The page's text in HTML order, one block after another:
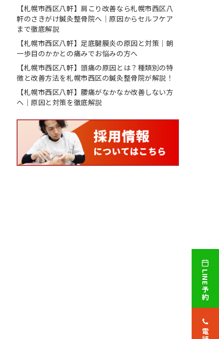
【札幌市西区八軒】肩こり改善なら札幌市西区八
軒のさきがけ鍼灸整骨院へ｜原因からセルフケア
まで徹底解説
【札幌市西区八軒】足底腱膜炎の原因と対策｜朝
一歩目のかかとの痛みでお悩みの方へ
【札幌市西区八軒】頭痛の原因とは？種類別の特
徴と改善方法を札幌市西区の鍼灸整骨院が解説！
【札幌市西区八軒】腰痛がなかなか改善しない方
へ｜原因と対策を徹底解説
LINE予約